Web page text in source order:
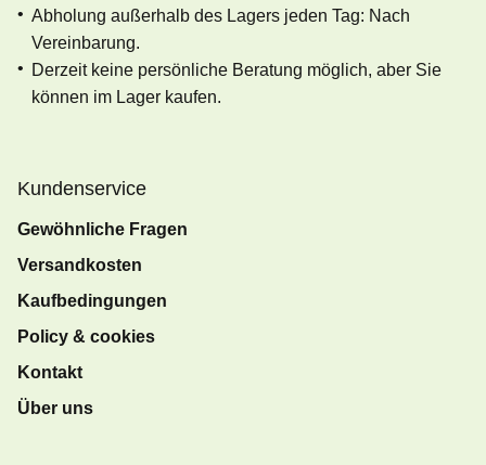
Abholung außerhalb des Lagers jeden Tag: Nach
Vereinbarung.
Derzeit keine persönliche Beratung möglich, aber Sie
können im Lager kaufen.
Kundenservice
Gewöhnliche Fragen
Versandkosten
Kaufbedingungen
Policy & cookies
Kontakt
Über uns